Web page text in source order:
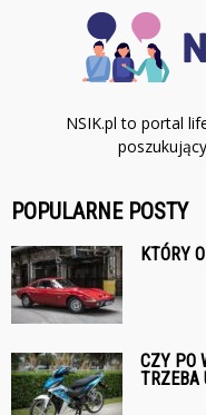
NSIK.pl to portal
POPULARNE POSTY
KTÓRY
CZY PO
TRZEBA